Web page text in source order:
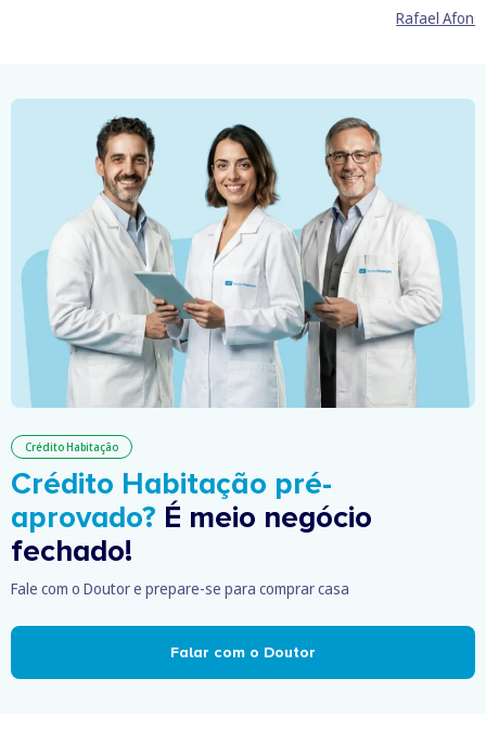
Rafael
Crédito Habitação
Crédito Habitação pré-
aprovado? É meio negócio
fechado!
Fale com o Doutor e prepare-se para comprar casa
Falar com o Doutor